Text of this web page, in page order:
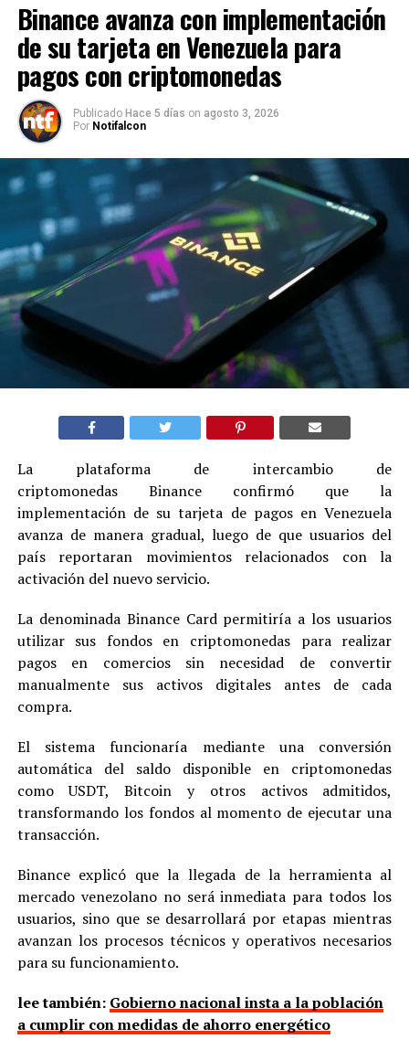
Binance avanza con implementación
de su tarjeta en Venezuela para
pagos con criptomonedas
Publicado Hace 5 días on agosto 3, 2026
Por Notifalcon
La plataforma de intercambio de
criptomonedas Binance confirmó que la
implementación de su tarjeta de pagos en Venezuela
avanza de manera gradual, luego de que usuarios del
país reportaran movimientos relacionados con la
activación del nuevo servicio.
La denominada Binance Card permitiría a los usuarios
utilizar sus fondos en criptomonedas para realizar
pagos en comercios sin necesidad de convertir
manualmente sus activos digitales antes de cada
compra.
El sistema funcionaría mediante una conversión
automática del saldo disponible en criptomonedas
como USDT, Bitcoin y otros activos admitidos,
transformando los fondos al momento de ejecutar una
transacción.
Binance explicó que la llegada de la herramienta al
mercado venezolano no será inmediata para todos los
usuarios, sino que se desarrollará por etapas mientras
avanzan los procesos técnicos y operativos necesarios
para su funcionamiento.
lee también: Gobierno nacional insta a la población
a cumplir con medidas de ahorro energético